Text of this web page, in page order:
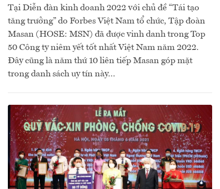
Tại Diễn đàn kinh doanh 2022 với chủ đề “Tái tạo
tăng trưởng” do Forbes Việt Nam tổ chức, Tập đoàn
Masan (HOSE: MSN) đã được vinh danh trong Top
50 Công ty niêm yết tốt nhất Việt Nam năm 2022.
Đây cũng là năm thứ 10 liên tiếp Masan góp mặt
trong danh sách uy tín này...